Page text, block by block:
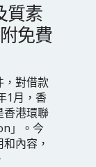
質素
免費
，對借款
1月，香
香港環聯
」。今
內容，